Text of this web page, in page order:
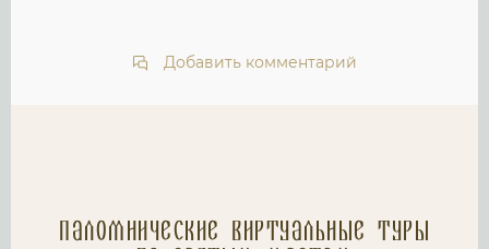
Добавить комментарий
Паломнические Виртуальные туры